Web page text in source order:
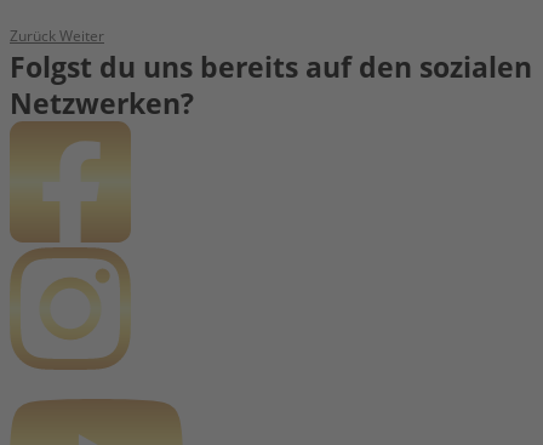
ZurückWeiter
Folgst du uns bereits auf den sozialen
Netzwerken?